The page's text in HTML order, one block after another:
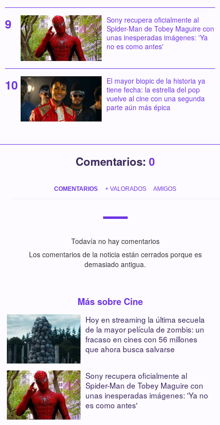
Sony recupera oficialmente al
Spider-Man de Tobey Maguire con
unas inesperadas imágenes: 'Ya
no es como antes'
El mayor biopic de la historia ya
tiene fecha: la estrella del pop
vuelve al cine con una segunda
parte aún más épica
Comentarios: 0
COMENTARIOS + VALORADOS AMIGOS
Todavía no hay comentarios
Los comentarios de la noticia están cerrados porque es
demasiado antigua.
Más sobre Cine
Hoy en streaming la última secuela
de la mayor película de zombis: un
fracaso en cines con 56 millones
que ahora busca salvarse
Sony recupera oficialmente al
Spider-Man de Tobey Maguire con
unas inesperadas imágenes: 'Ya no
es como antes'